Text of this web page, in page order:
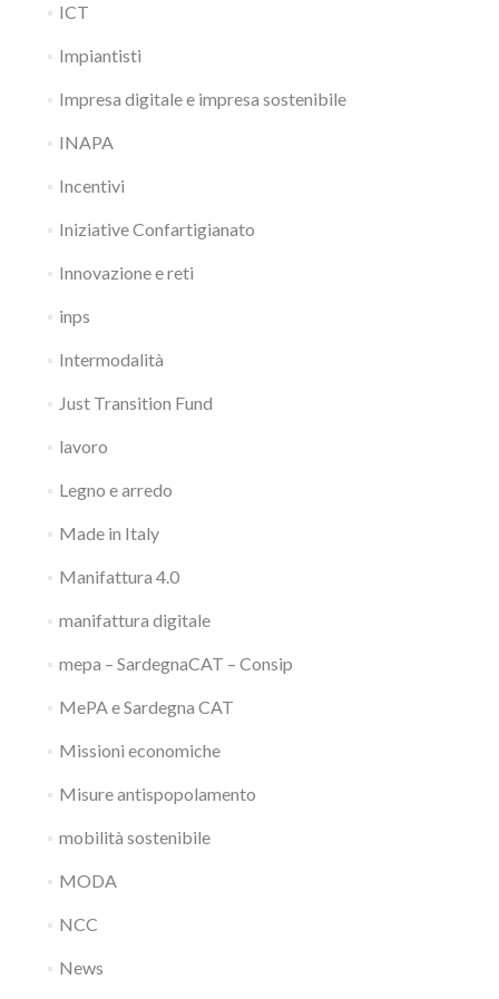
ICT
Impiantisti
Impresa digitale e impresa sostenibile
INAPA
Incentivi
Iniziative Confartigianato
Innovazione e reti
inps
Intermodalità
Just Transition Fund
lavoro
Legno e arredo
Made in Italy
Manifattura 4.0
manifattura digitale
mepa – SardegnaCAT – Consip
MePA e Sardegna CAT
Missioni economiche
Misure antispopolamento
mobilità sostenibile
MODA
NCC
News